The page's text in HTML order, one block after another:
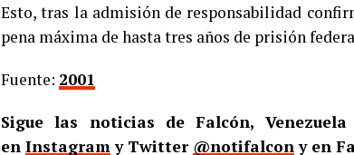
Esto, tras la admisión de responsabilidad
pena máxima de hasta tres años de prisión
Fuente: 2001
Sigue las noticias de Falcón,
en Instagramy Twitter @notifalcony en